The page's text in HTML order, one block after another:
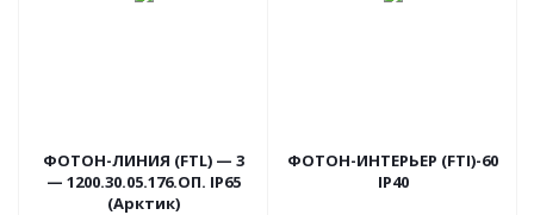
ФОТОН-ЛИНИЯ (FTL) — 3
— 1200.30.05.176.ОП. IP65
(Арктик)
ФОТОН-ИНТЕРЬЕР (FTI)-60
IP40